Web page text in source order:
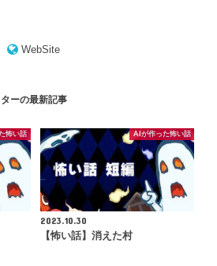
WebSite
ーの最新記事
怖い話 AIが作った怖い話
2023.10.30
【怖い話】消えた村